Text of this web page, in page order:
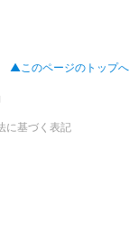
▲このページのトップへ
に基づく表記